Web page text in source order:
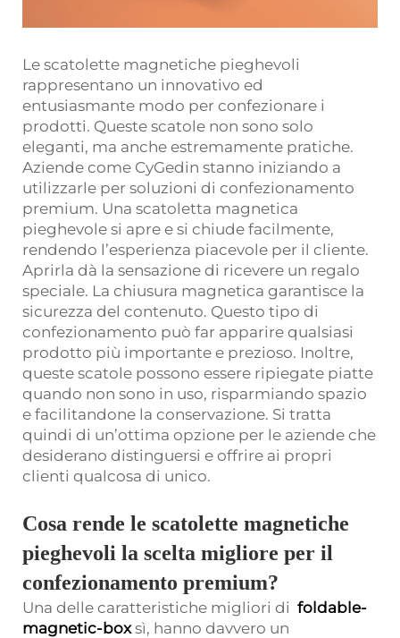
Le scatolette magnetiche pieghevoli
rappresentano un innovativo ed
entusiasmante modo per confezionare i
prodotti. Queste scatole non sono solo
eleganti, ma anche estremamente pratiche.
Aziende come CyGedin stanno iniziando a
utilizzarle per soluzioni di confezionamento
premium. Una scatoletta magnetica
pieghevole si apre e si chiude facilmente,
rendendo l’esperienza piacevole per il cliente.
Aprirla dà la sensazione di ricevere un regalo
speciale. La chiusura magnetica garantisce la
sicurezza del contenuto. Questo tipo di
confezionamento può far apparire qualsiasi
prodotto più importante e prezioso. Inoltre,
queste scatole possono essere ripiegate piatte
quando non sono in uso, risparmiando spazio
e facilitandone la conservazione. Si tratta
quindi di un’ottima opzione per le aziende che
desiderano distinguersi e offrire ai propri
clienti qualcosa di unico.
Cosa rende le scatolette magnetiche
pieghevoli la scelta migliore per il
confezionamento premium?
Una delle caratteristiche migliori di foldable-
magnetic-boxsì, hanno davvero un